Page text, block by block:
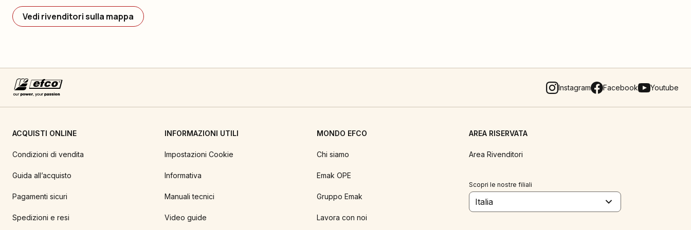
Vedi rivenditori sulla mappa
Instagram Facebook Youtube
ACQUISTI ONLINE
Condizioni di vendita
Guida all’acquisto
Pagamenti sicuri
Spedizioni e resi
INFORMAZIONI UTILI
Impostazioni Cookie
Informativa
Manuali tecnici
Video guide
MONDO EFCO
Chi siamo
Emak OPE
Gruppo Emak
Lavora con noi
AREA RISERVATA
Area Rivenditori
Scopri le nostre filiali
Italia